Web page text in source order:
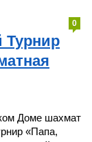
0
Турнир
Доме шахмат
«Папа,